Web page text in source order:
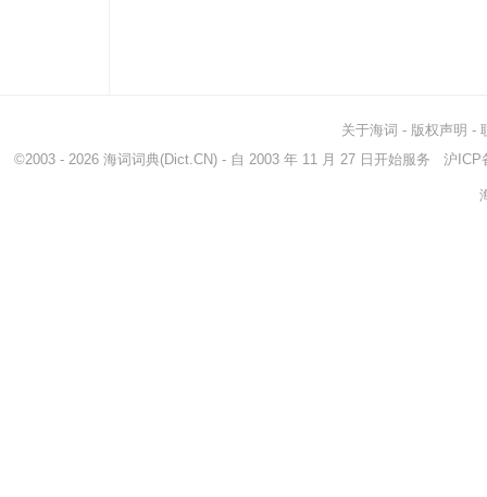
关于海词 - 版权声明 -
©2003 - 2026 海词词典(Dict.CN) - 自 2003 年 11 月 27 日开始服务 沪ICP